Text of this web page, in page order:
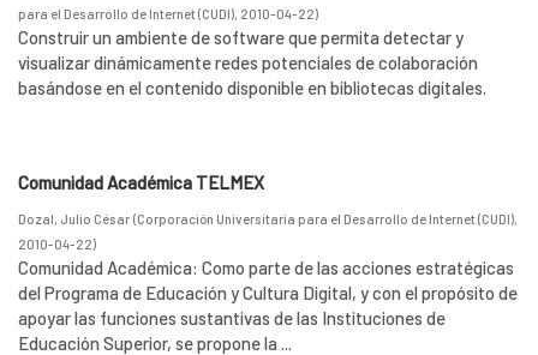
para el Desarrollo de Internet (CUDI), 2010-04-22)
Construir un ambiente de software que permita detectar y
visualizar dinámicamente redes potenciales de colaboración
basándose en el contenido disponible en bibliotecas digitales.
Comunidad Académica TELMEX
Dozal, Julio César (Corporación Universitaria para el Desarrollo de Internet (CUDI),
2010-04-22)
Comunidad Académica: Como parte de las acciones estratégicas
del Programa de Educación y Cultura Digital, y con el propósito de
apoyar las funciones sustantivas de las Instituciones de
Educación Superior, se propone la ...